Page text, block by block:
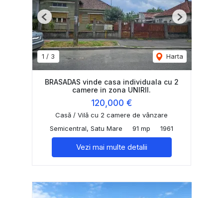
1 / 3 Harta
Previous Next
BRASADAS vinde casa individuala cu 2
camere in zona UNIRII.
120,000 €
Casă / Vilă cu 2 camere de vânzare
Semicentral, Satu Mare
91 mp 1961
Vezi mai multe detalii